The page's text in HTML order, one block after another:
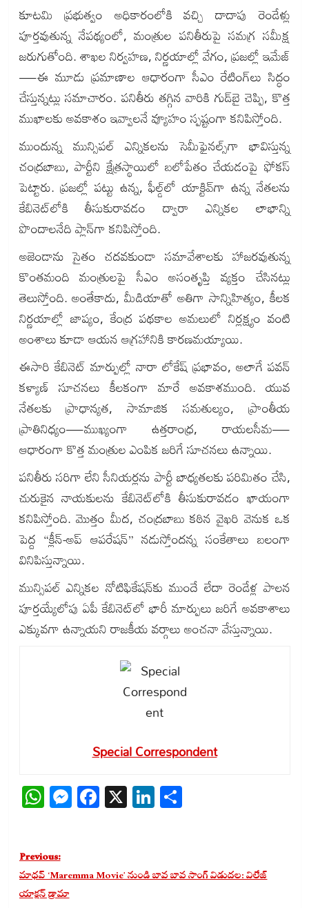
కూటమి ప్రభుత్వం అధికారంలోకి వచ్చి దాదాపు రెండేళ్లు
పూర్తవుతున్న నేపథ్యంలో, మంత్రుల పనితీరుపై సమగ్ర సమీక్ష
జరుగుతోంది. శాఖల నిర్వహణ, నిర్ణయాల్లో వేగం, ప్రజల్లో ఇమేజ్
—ఈ మూడు ప్రమాణాల ఆధారంగా సీఎం రేటింగ్‌లు సిద్ధం
చేస్తున్నట్లు సమాచారం. పనితీరు తగ్గిన వారికి గుడ్‌బై చెప్పి, కొత్త
ముఖాలకు అవకాశం ఇవ్వాలనే వ్యూహం స్పష్టంగా కనిపిస్తోంది.
ముందున్న మున్సిపల్ ఎన్నికలను సెమీఫైనల్స్‌గా భావిస్తున్న
చంద్రబాబు, పార్టీని క్షేత్రస్థాయిలో బలోపేతం చేయడంపై ఫోకస్
పెట్టారు. ప్రజల్లో పట్టు ఉన్న, ఫీల్డ్‌లో యాక్టివ్‌గా ఉన్న నేతలను
కేబినెట్‌లోకి తీసుకురావడం ద్వారా ఎన్నికల లాభాన్ని
పొందాలనేది ప్లాన్‌గా కనిపిస్తోంది.
అజెండాను సైతం చదవకుండా సమావేశాలకు హాజరవుతున్న
కొంతమంది మంత్రులపై సీఎం అసంతృప్తి వ్యక్తం చేసినట్లు
తెలుస్తోంది. అంతేకాదు, మీడియాతో అతిగా సాన్నిహిత్యం, కీలక
నిర్ణయాల్లో జాప్యం, కేంద్ర పథకాల అమలులో నిర్లక్ష్యం వంటి
అంశాలు కూడా ఆయన ఆగ్రహానికి కారణమయ్యాయి.
ఈసారి కేబినెట్ మార్పుల్లో నారా లోకేష్ ప్రభావం, అలాగే పవన్
కళ్యాణ్ సూచనలు కీలకంగా మారే అవకాశముంది. యువ
నేతలకు ప్రాధాన్యత, సామాజిక సమతుల్యం, ప్రాంతీయ
ప్రాతినిధ్యం—ముఖ్యంగా ఉత్తరాంధ్ర, రాయలసీమ—
ఆధారంగా కొత్త మంత్రుల ఎంపిక జరిగే సూచనలు ఉన్నాయి.
పనితీరు సరిగా లేని సీనియర్లను పార్టీ బాధ్యతలకు పరిమితం చేసి,
చురుకైన నాయకులను కేబినెట్‌లోకి తీసుకురావడం ఖాయంగా
కనిపిస్తోంది. మొత్తం మీద, చంద్రబాబు కఠిన వైఖరి వెనుక ఒక
పెద్ద “క్లీన్-అప్ ఆపరేషన్” నడుస్తోందన్న సంకేతాలు బలంగా
వినిపిస్తున్నాయి.
మున్సిపల్ ఎన్నికల నోటిఫికేషన్‌కు ముందే లేదా రెండేళ్ల పాలన
పూర్తయ్యేలోపు ఏపీ కేబినెట్‌లో భారీ మార్పులు జరిగే అవకాశాలు
ఎక్కువగా ఉన్నాయని రాజకీయ వర్గాలు అంచనా వేస్తున్నాయి.
Special Correspondent
WhatsApp
Messenger
Facebook
X LinkedIn
Share
Post
navigation
Previous:
మాధవ్ ‘Maremma Movie’ నుండి బావ బావ సాంగ్ విడుదల: విలేజ్
యాక్షన్ డ్రామా